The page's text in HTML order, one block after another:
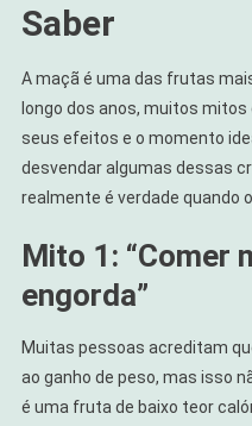
Saber
A maçã é uma das frutas
longo dos anos, muitos
seus efeitos e o momento
desvendar algumas dessas
realmente é verdade quando
Mito 1: “Comer
engorda”
Muitas pessoas acreditam
ao ganho de peso, mas isso
é uma fruta de baixo teor